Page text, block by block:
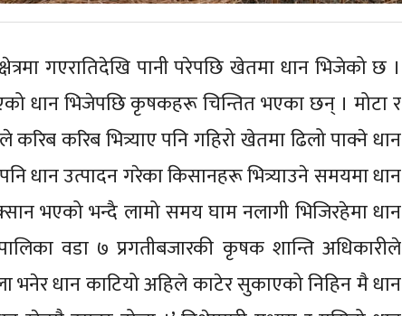
गएरातिदेखि पानी परेपछि खेतमा धान भिजेको छ ।
धान भिजेपछि कृषकहरू चिन्तित भएका छन् । मोटा र
करिब भित्र्याए पनि गहिरो खेतमा ढिलो पाक्ने धान
धान उत्पादन गरेका किसानहरू भित्र्याउने समयमा धान
भएको भन्दै लामो समय घाम नलागी भिजिरहेमा धान
वडा ७ प्रगतीबजारकी कृषक शान्ति अधिकारीले
भनेर धान काटियो अहिले काटेर सुकाएको निहिन मै धान